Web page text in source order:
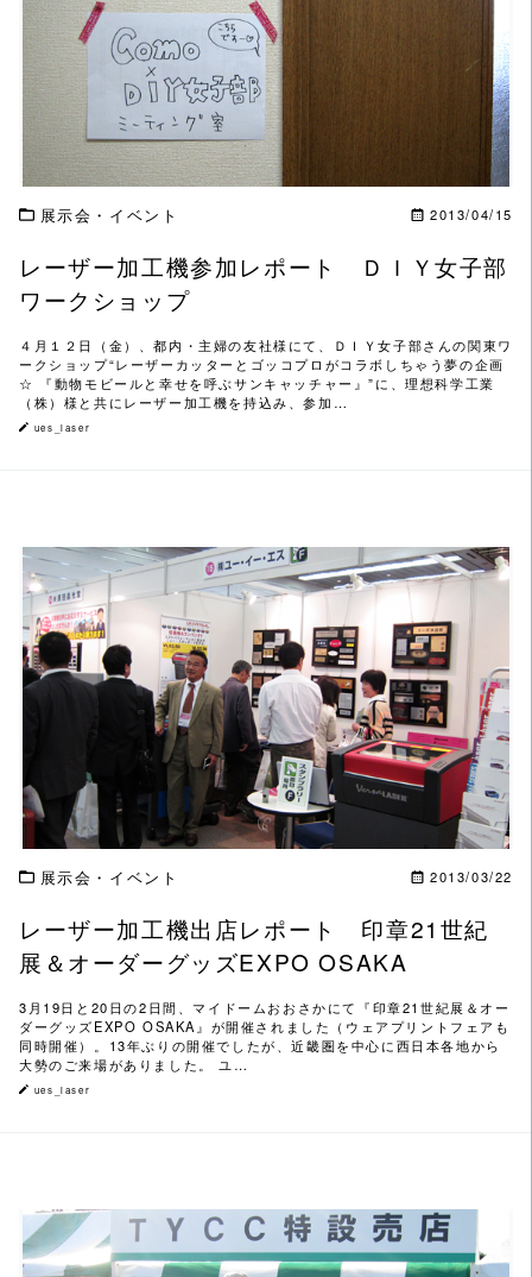
この記事を読む
展示会・イベント 2013/04/15
レーザー加工機参加レポート ＤＩＹ女子部
ワークショップ
４月１２日（金）、都内・主婦の友社様にて、ＤＩＹ女子部さんの関東ワ
ークショップ“レーザーカッターとゴッコプロがコラボしちゃう夢の企画
☆ 『動物モビールと幸せを呼ぶサンキャッチャー』”に、理想科学工業
（株）様と共にレーザー加工機を持込み、参加…
ues_laser
この記事を読む
展示会・イベント 2013/03/22
レーザー加工機出店レポート 印章21世紀
展＆オーダーグッズEXPO OSAKA
3月19日と20日の2日間、マイドームおおさかにて『印章21世紀展＆オー
ダーグッズEXPO OSAKA』が開催されました（ウェアプリントフェアも
同時開催）。13年ぶりの開催でしたが、近畿圏を中心に西日本各地から
大勢のご来場がありました。 ユ…
ues_laser